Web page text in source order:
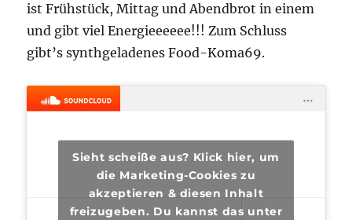
ist Frühstück, Mittag und Abendbrot in einem
und gibt viel Energieeeeee!!! Zum Schluss
gibt’s synthgeladenes Food-Koma69.
Sieht scheiße aus? Klick hier, um
die Marketing-Cookies zu
akzeptieren & diesen Inhalt
freizugeben. Du kannst das unter